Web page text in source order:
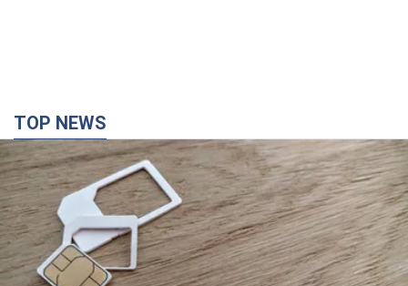
TOP NEWS